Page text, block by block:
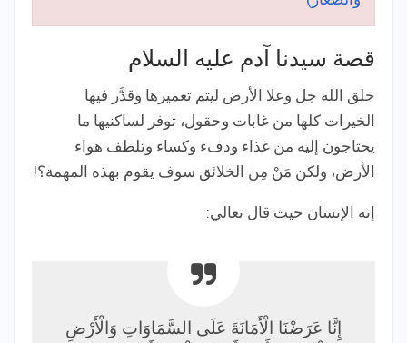
قصة سيدنا آدم عليه السلام
خلق الله جل وعلا الأرض ليتم تعميرها وقدَّر فيها
الخيرات كلها من غابات وحقول، توفر لساكنيها ما
يحتاجون إليه من غذاء ودفء وكساء وتلطف هواء
الأرض، ولكن مَنْ مِن الخلائق سوف يقوم بهذه المهمة؟!
إنه الإنسان حيث قال تعالي:
إِنَّا عَرَضْنَا الْأَمَانَةَ عَلَى السَّمَاوَاتِ وَالْأَرْضِ